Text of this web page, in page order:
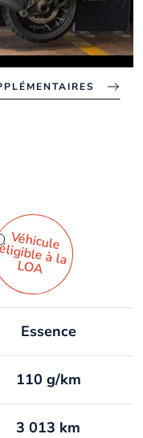
Véhicule
éligible à la
LO
A
Essence
110 g/km
3 013 km